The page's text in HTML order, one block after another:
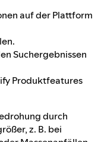
auf der Plattform
Suchergebnissen
Produktfeatures
durch
z. B. bei